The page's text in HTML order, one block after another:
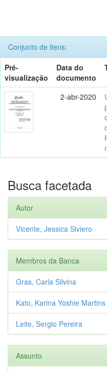
Conjunto de itens:
Pré-
visualização
Data do
documento
2-abr-2020
Busca facetada
Autor
Vicente, Jessica Siviero
Membros da Banca
Gras, Carla Silvina
Kato, Karina Yoshie Martins
Leite, Sergio Pereira
Assunto